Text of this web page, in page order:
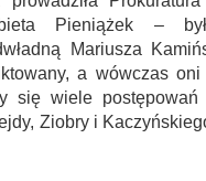
Pieniążek –
Mariusza
a wówczas oni
się wiele postępowań
Ziobry i